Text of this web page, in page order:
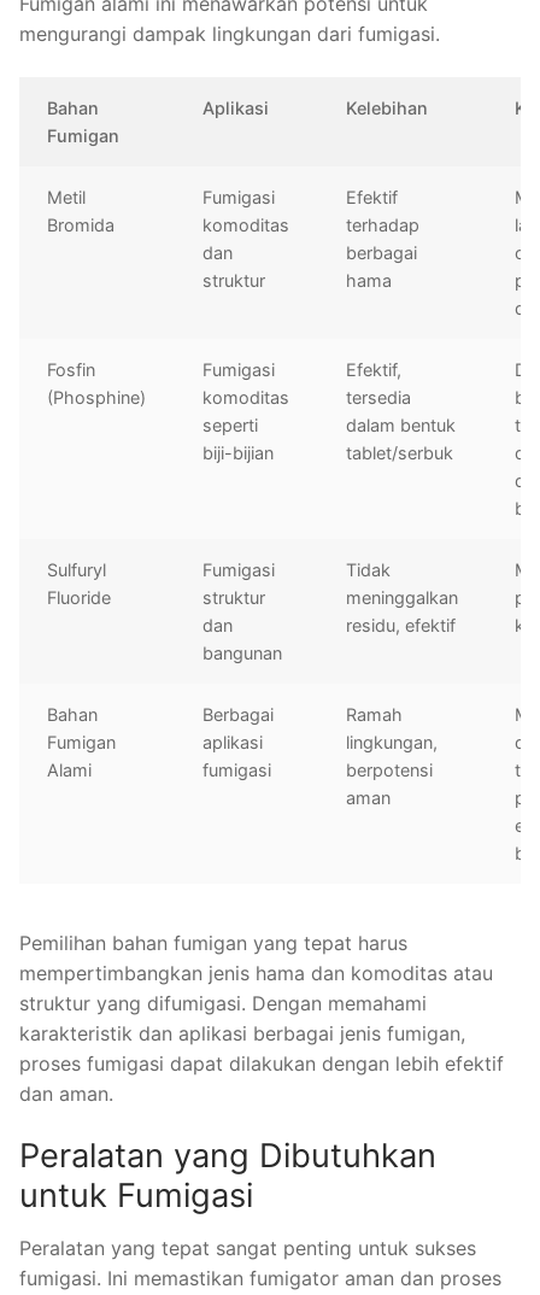
mengurangi dampak lingkungan dari fumigasi.
Bahan
Fumigan
Aplikasi Kelebihan
Metil
Bromida
Fumigasi
komoditas
dan
struktur
Efektif
terhadap
berbagai
hama
Fosfin
(Phosphine)
Fumigasi
komoditas
seperti
biji-bijian
Efektif,
tersedia
dalam bentuk
tablet/serbuk
Sulfuryl
Fluoride
Fumigasi
struktur
dan
bangunan
Tidak
meninggalkan
residu, efektif
Bahan
Fumigan
Alami
Berbagai
aplikasi
fumigasi
Ramah
lingkungan,
berpotensi
aman
Pemilihan bahan fumigan yang tepat harus
mempertimbangkan jenis hama dan komoditas atau
struktur yang difumigasi. Dengan memahami
karakteristik dan aplikasi berbagai jenis fumigan,
proses fumigasi dapat dilakukan dengan lebih efektif
dan aman.
Peralatan yang Dibutuhkan
untuk Fumigasi
Peralatan yang tepat sangat penting untuk sukses
fumigasi. Ini memastikan fumigator aman dan proses